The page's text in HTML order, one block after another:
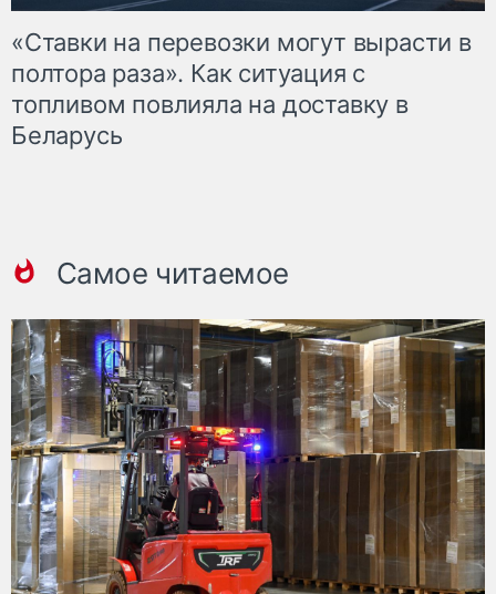
«Ставки на перевозки могут вырасти в
полтора раза». Как ситуация с
топливом повлияла на доставку в
Беларусь
Самое читаемое